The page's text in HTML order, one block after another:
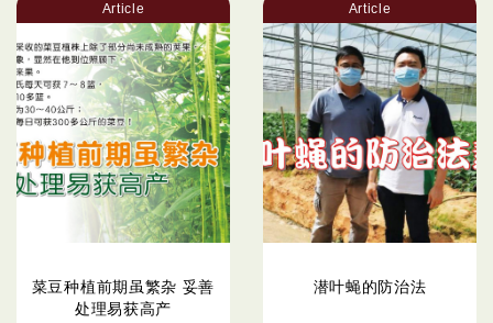
Article
菜豆种植前期虽繁杂 妥善
处理易获高产
Article
潜叶蝇的防治法